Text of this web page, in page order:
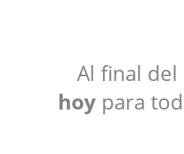
Al final
hoypara